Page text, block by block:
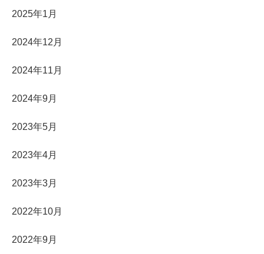
2025年1月
2024年12月
2024年11月
2024年9月
2023年5月
2023年4月
2023年3月
2022年10月
2022年9月